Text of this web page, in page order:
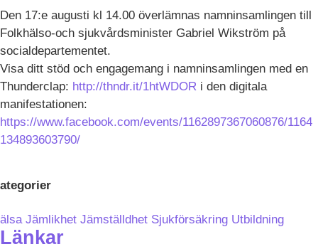
Den 17:e augusti kl 14.00 överlämnas namninsamlingen till
Folkhälso-och sjukvårdsminister Gabriel Wikström på
socialdepartementet.
Visa ditt stöd och engagemang i namninsamlingen med en
Thunderclap: http://thndr.it/1htWDOR i den digitala
manifestationen:
https://www.facebook.com/events/1162897367060876/1164
134893603790/
Jämlikhet Jämställdhet Sjukförsäkring Utbildning
Länkar